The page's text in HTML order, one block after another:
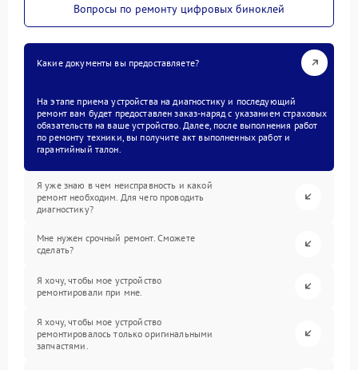
Вопросы по ремонту цифровых биноклей
Какие документы вы предоставляете?
На этапе приема устройства на диагностику и последующий
ремонт вам будет предоставлен заказ-наряд с указанием страховых
обязательств на ваше устройство. Далее, после выполнения работ
по ремонту техники, вы получите акт выполненных работ и
гарантийный талон.
Я уже знаю в чем неисправность и какой
ремонт необходим. Для чего проводить
диагностику?
Мне нужен срочный ремонт. Сможете
сделать?
Я хочу, чтобы мое устройство
ремонтировали при мне.
Я хочу, чтобы мое устройство
ремонтировалось только оригинальными
запчастями.